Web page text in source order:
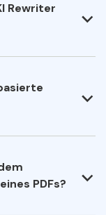
Rewriter
PDFs?